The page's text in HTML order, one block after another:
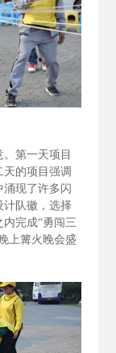
第一天项目
的项目强调
现了许多闪
计队徽，选择
完成“勇闯三
上篝火晚会盛